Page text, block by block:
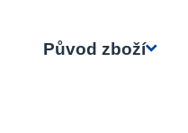
Původ zboží